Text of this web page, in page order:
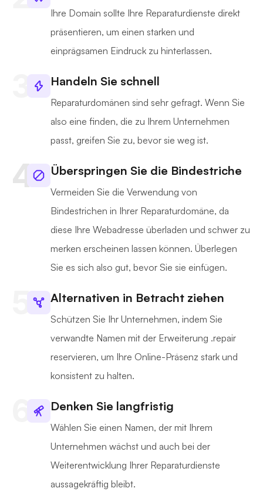
Ihre Domain sollte Ihre Reparaturdienste direkt
präsentieren, um einen starken und
einprägsamen Eindruck zu hinterlassen.
Handeln Sie schnell
Reparaturdomänen sind sehr gefragt. Wenn Sie
also eine finden, die zu Ihrem Unternehmen
passt, greifen Sie zu, bevor sie weg ist.
Überspringen Sie die Bindestriche
Vermeiden Sie die Verwendung von
Bindestrichen in Ihrer Reparaturdomäne, da
diese Ihre Webadresse überladen und schwer zu
merken erscheinen lassen können. Überlegen
Sie es sich also gut, bevor Sie sie einfügen.
Alternativen in Betracht ziehen
Schützen Sie Ihr Unternehmen, indem Sie
verwandte Namen mit der Erweiterung .repair
reservieren, um Ihre Online-Präsenz stark und
konsistent zu halten.
Denken Sie langfristig
Wählen Sie einen Namen, der mit Ihrem
Unternehmen wächst und auch bei der
Weiterentwicklung Ihrer Reparaturdienste
aussagekräftig bleibt.